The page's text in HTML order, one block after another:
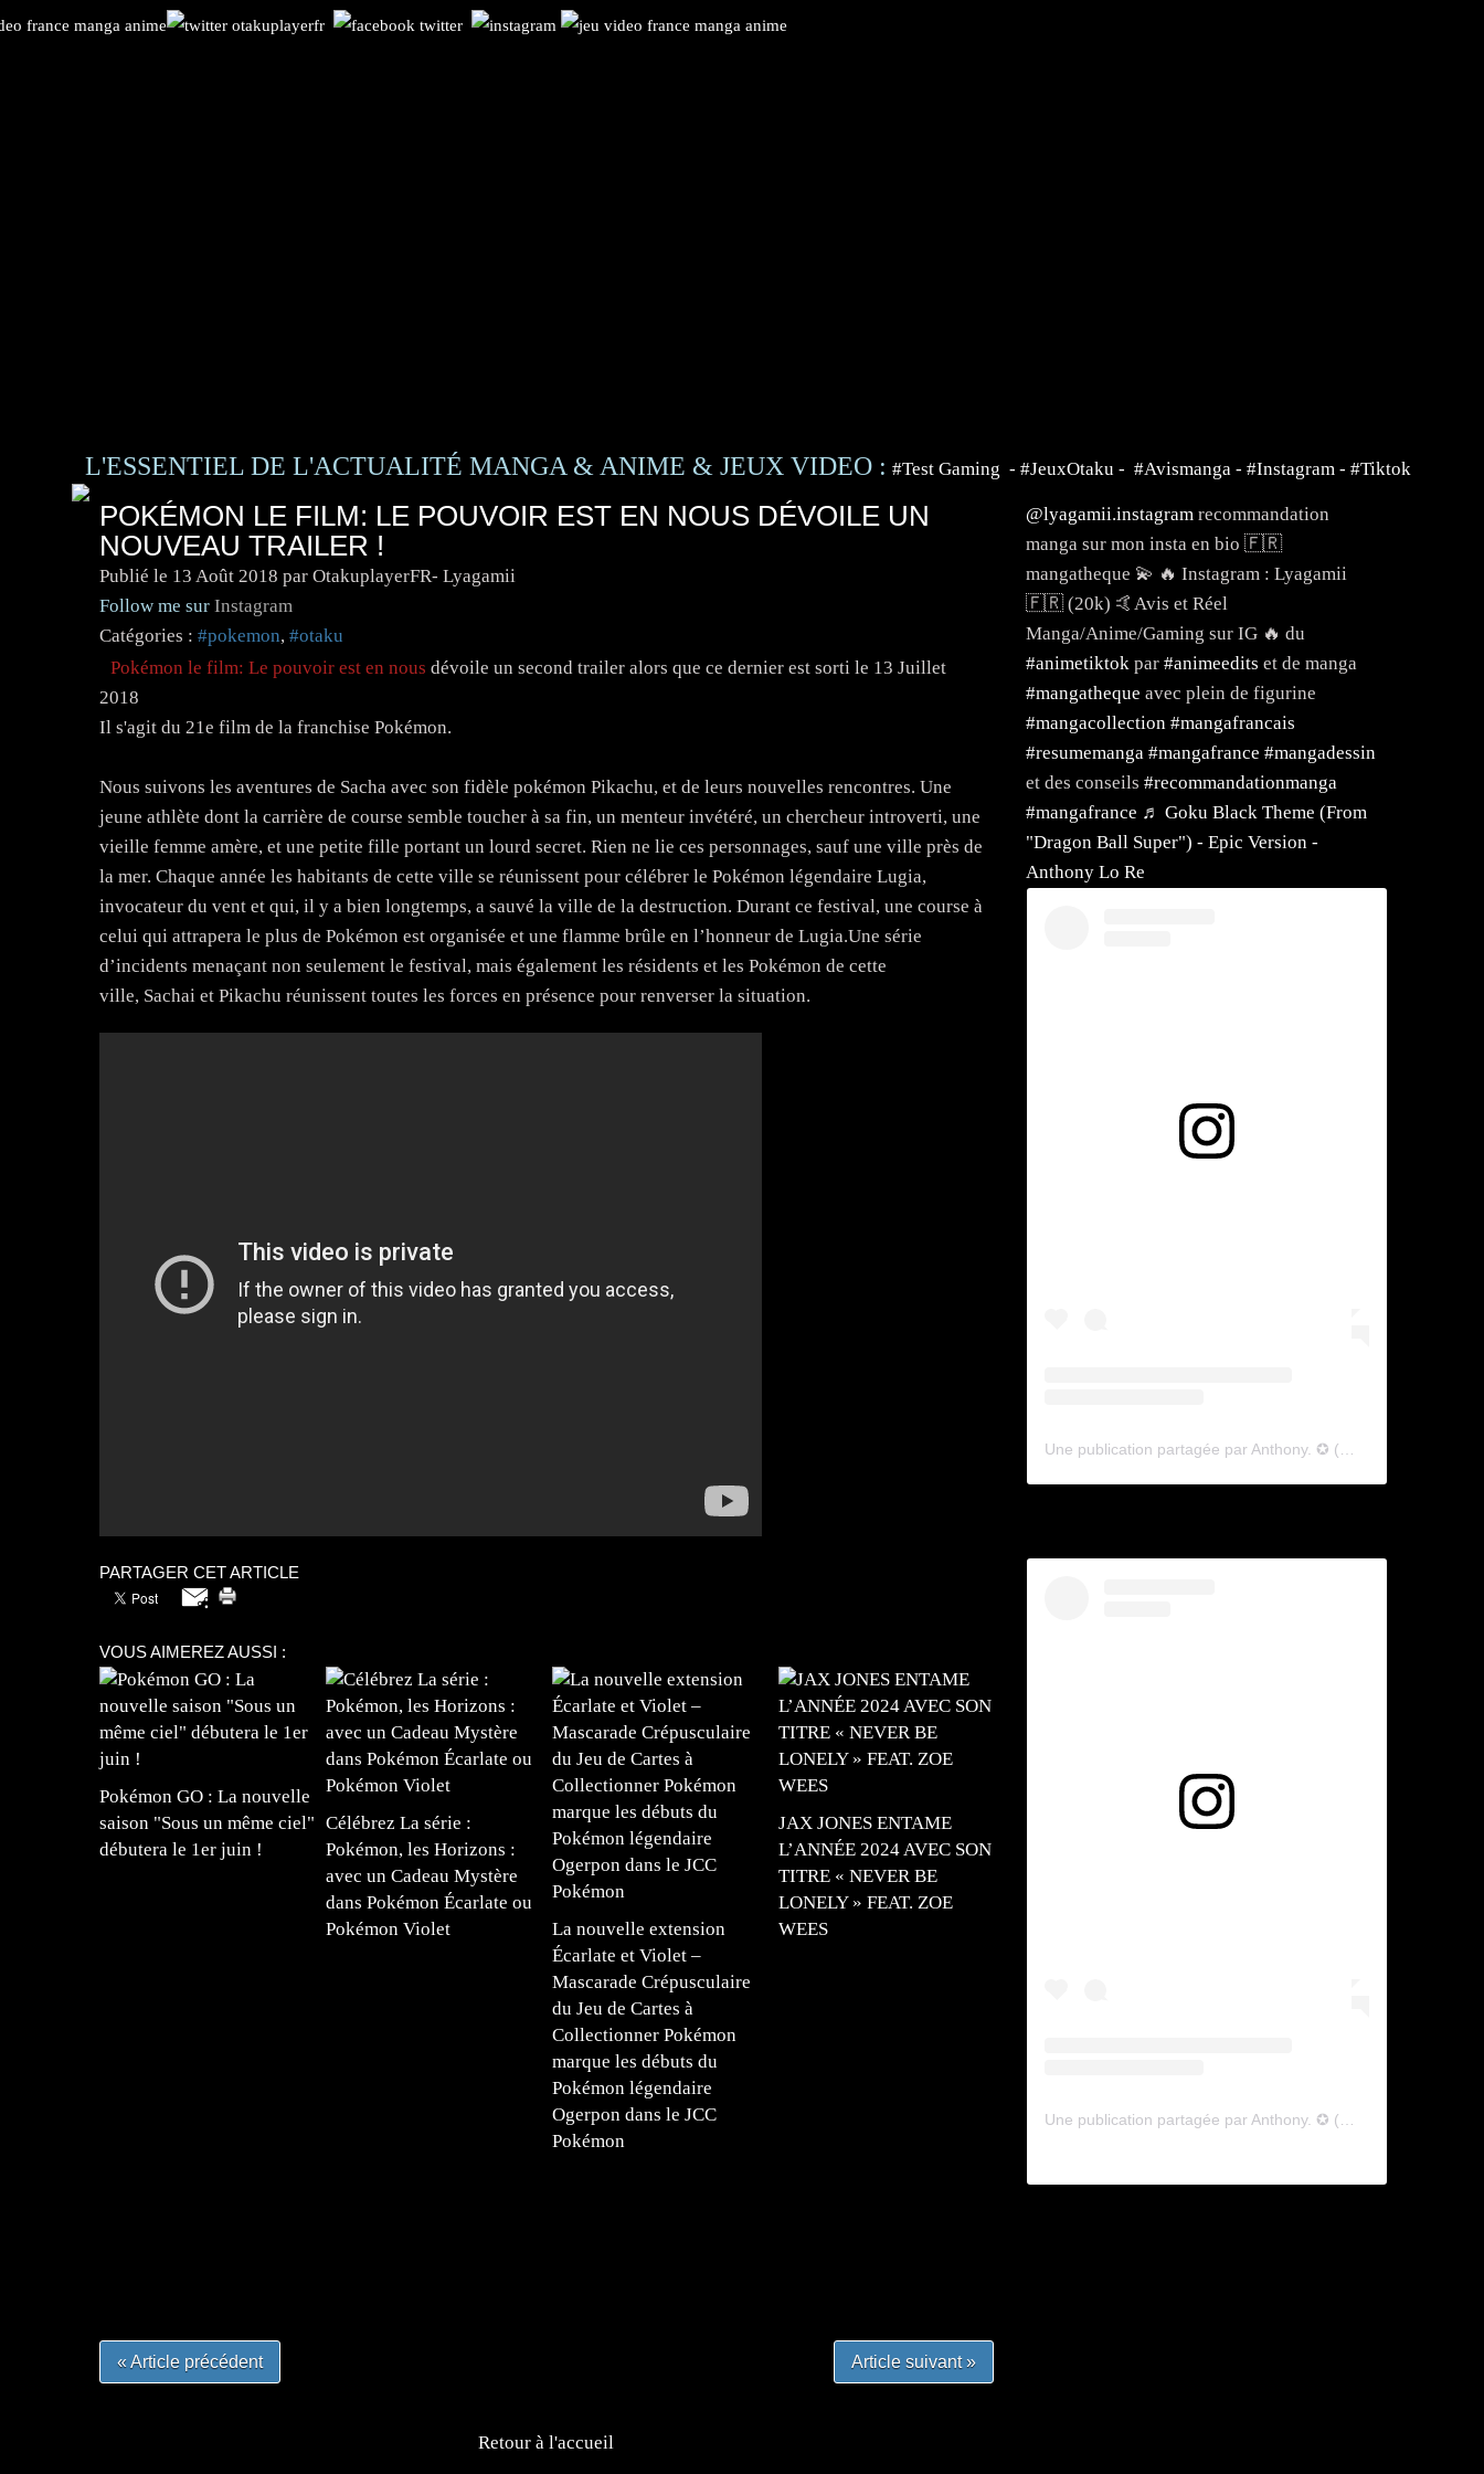
L'ESSENTIEL DE L'ACTUALITÉ MANGA & ANIME & JEUX VIDEO : #Test Gaming - #JeuxOtaku - #Avismanga - #Instagram - #Tiktok
POKÉMON LE FILM: LE POUVOIR EST EN NOUS DÉVOILE UN
NOUVEAU TRAILER !
Publié le 13 Août 2018 par OtakuplayerFR- Lyagamii
Follow me sur Instagram
Catégories : #pokemon, #otaku
Pokémon le film: Le pouvoir est en nous dévoile un second trailer alors que ce dernier est sorti le 13 Juillet
2018
Il s'agit du 21e film de la franchise Pokémon.
Nous suivons les aventures de Sacha avec son fidèle pokémon Pikachu, et de leurs nouvelles rencontres. Une
jeune athlète dont la carrière de course semble toucher à sa fin, un menteur invétéré, un chercheur introverti, une
vieille femme amère, et une petite fille portant un lourd secret. Rien ne lie ces personnages, sauf une ville près de
la mer. Chaque année les habitants de cette ville se réunissent pour célébrer le Pokémon légendaire Lugia,
invocateur du vent et qui, il y a bien longtemps, a sauvé la ville de la destruction. Durant ce festival, une course à
celui qui attrapera le plus de Pokémon est organisée et une flamme brûle en l’honneur de Lugia.Une série
d’incidents menaçant non seulement le festival, mais également les résidents et les Pokémon de cette
ville, Sachai et Pikachu réunissent toutes les forces en présence pour renverser la situation.
PARTAGER CET ARTICLE
VOUS AIMEREZ AUSSI :
Pokémon GO : La nouvelle
saison "Sous un même ciel"
débutera le 1er juin !
Célébrez La série :
Pokémon, les Horizons :
avec un Cadeau Mystère
dans Pokémon Écarlate ou
Pokémon Violet
La nouvelle extension
Écarlate et Violet –
Mascarade Crépusculaire
du Jeu de Cartes à
Collectionner Pokémon
marque les débuts du
Pokémon légendaire
Ogerpon dans le JCC
Pokémon
JAX JONES ENTAME
L’ANNÉE 2024 AVEC SON
TITRE « NEVER BE
LONELY » FEAT. ZOE
WEES
« Article précédent Article suivant »
Retour à l'accueil
@lyagamii.instagram recommandation
manga sur mon insta en bio 🇫🇷
mangatheque 💫 🔥 Instagram : Lyagamii
🇫🇷 (20k) 🤙Avis et Réel
Manga/Anime/Gaming sur IG 🔥 du
#animetiktok par #animeedits et de manga
#mangatheque avec plein de figurine
#mangacollection #mangafrancais
#resumemanga #mangafrance #mangadessin
et des conseils #recommandationmanga
#mangafrance ♬ Goku Black Theme (From
"Dragon Ball Super") - Epic Version -
Anthony Lo Re
Une publication partagée par Anthony. ✪ (@lyagamii)